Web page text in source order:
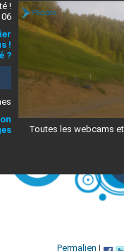
!
!
?
Toutes les webcams
Permalien |